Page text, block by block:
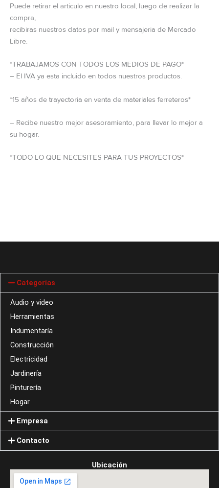
Puede retirar el articulo en nuestro local, luego de realizar la
compra,
recibiras nuestros datos por mail y mensajeria de Mercado
Libre.
*TRABAJAMOS CON TODOS LOS MEDIOS DE PAGO*
– El IVA ya esta incluido en todos nuestros productos.
*15 años de trayectoria en venta de materiales ferreteros*
– Recibe nuestro mejor asesoramiento, para llevar lo mejor a
su hogar.
*TODO LO QUE NECESITES PARA TUS PROYECTOS*
Categorías
Audio y video
Herramientas
Indumentaría
Construcción
Electricidad
Jardinería
Pinturería
Hogar
Empresa
Contacto
Ubicación